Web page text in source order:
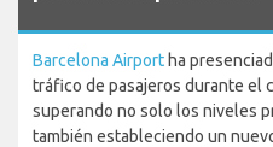
Barcelona Airportha
tráfico de pasajeros durante el
superando no solo los niveles
también estableciendo un